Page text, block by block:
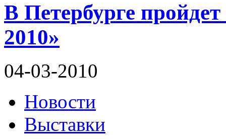
В Петербурге
2010»
04-03-2010
Новости
Выставки